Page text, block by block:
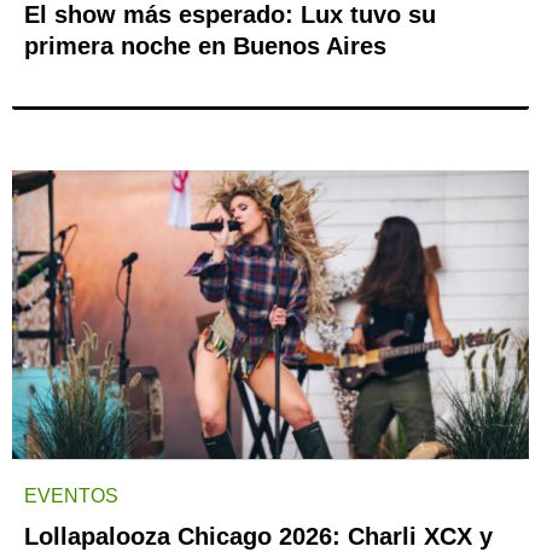
El show más esperado: Lux tuvo su
primera noche en Buenos Aires
EVENTOS
Lollapalooza Chicago 2026: Charli XCX y